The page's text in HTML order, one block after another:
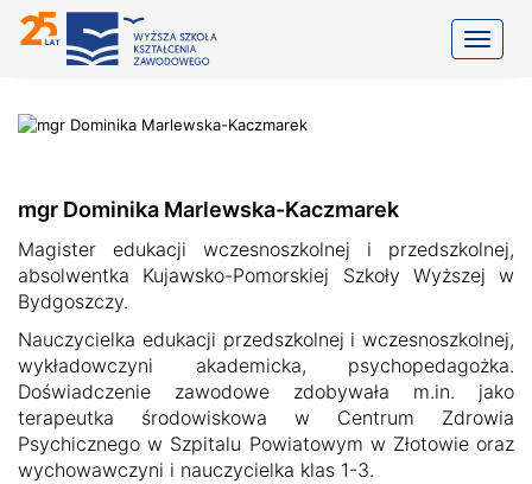
mgr Dominika Marlewska-Kaczmarek
Magister edukacji wczesnoszkolnej i przedszkolnej,
absolwentka Kujawsko-Pomorskiej Szkoły Wyższej w
Bydgoszczy.
Nauczycielka edukacji przedszkolnej i wczesnoszkolnej,
wykładowczyni akademicka, psychopedagożka.
Doświadczenie zawodowe zdobywała m.in. jako
terapeutka środowiskowa w Centrum Zdrowia
Psychicznego w Szpitalu Powiatowym w Złotowie oraz
wychowawczyni i nauczycielka klas 1-3.